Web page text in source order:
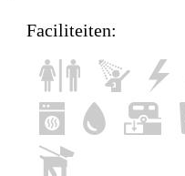
Faciliteiten: